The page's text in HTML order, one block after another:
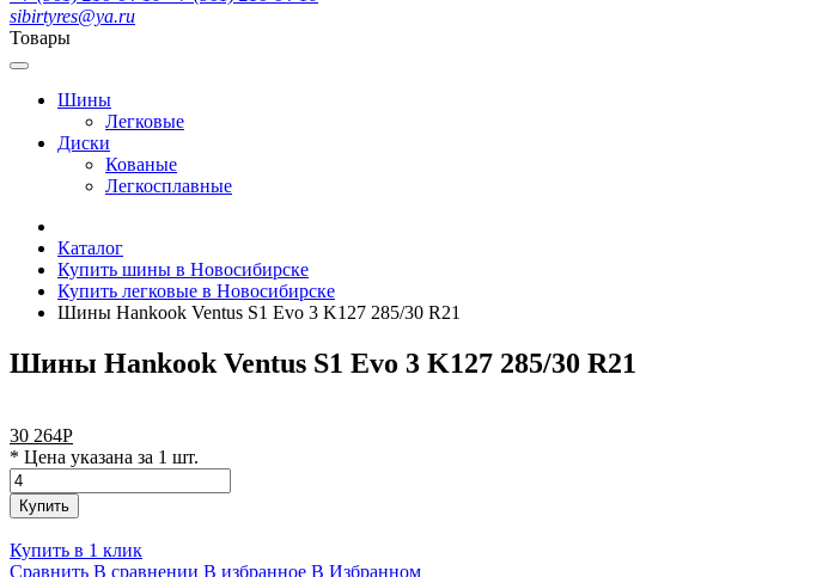
sibirtyres@ya.ru
Товары
Шины
Легковые
Диски
Кованые
Легкосплавные
Каталог
Купить шины в Новосибирске
Купить легковые в Новосибирске
Шины Hankook Ventus S1 Evo 3 K127 285/30 R21
Шины Hankook Ventus S1 Evo 3 K127 285/30 R21
30 264Р
* Цена указана за 1 шт.
Купить
Купить в 1 клик
Сравнить В сравнении В избранное В Избранном